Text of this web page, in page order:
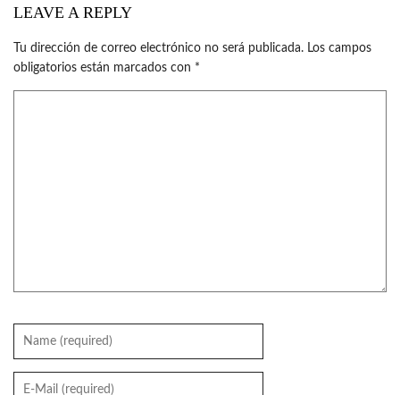
LEAVE A REPLY
Tu dirección de correo electrónico no será publicada. Los campos
obligatorios están marcados con *